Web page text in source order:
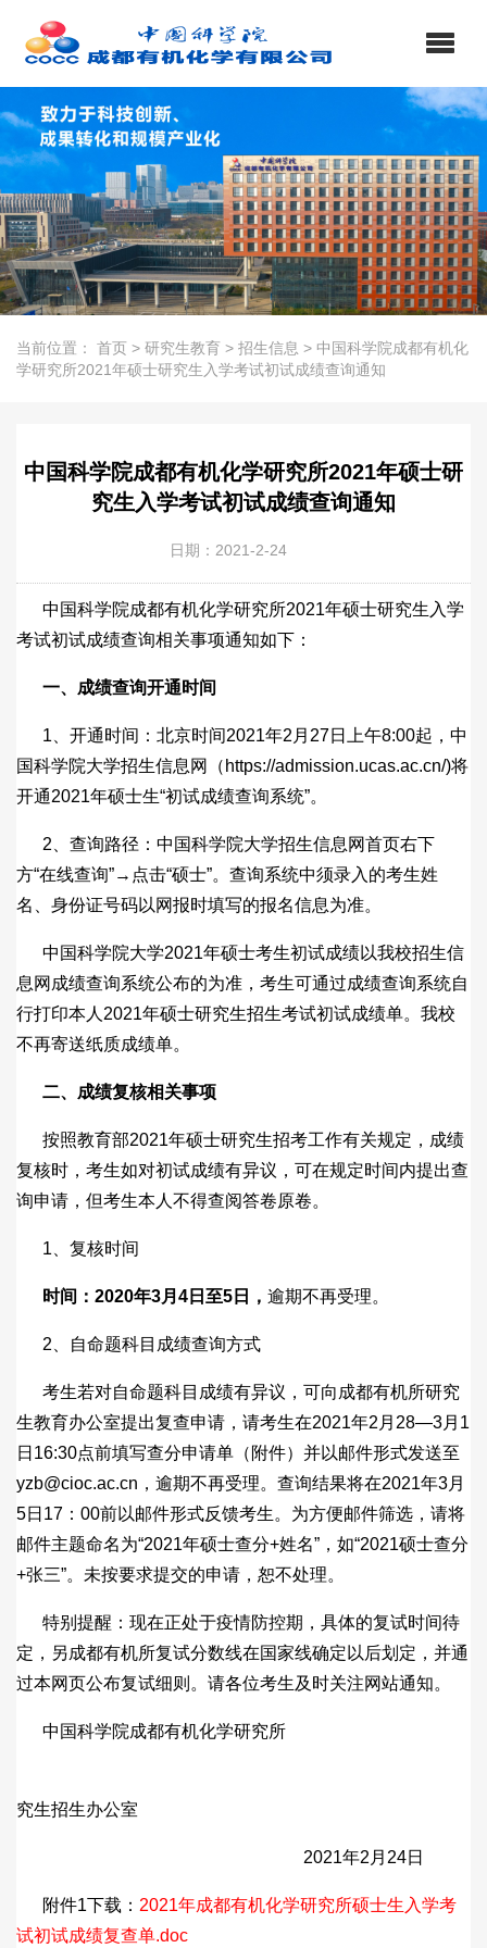
当前位置： 首页 > 研究生教育 > 招生信息 > 中国科学院成都有机化
学研究所2021年硕士研究生入学考试初试成绩查询通知
中国科学院成都有机化学研究所2021年硕士研
究生入学考试初试成绩查询通知
日期：2021-2-24
中国科学院成都有机化学研究所2021年硕士研究生入学
考试初试成绩查询相关事项通知如下：
一、成绩查询开通时间
1、开通时间：北京时间2021年2月27日上午8:00起，中
国科学院大学招生信息网（https://admission.ucas.ac.cn/)将
开通2021年硕士生“初试成绩查询系统”。
2、查询路径：中国科学院大学招生信息网首页右下
方“在线查询”→点击“硕士”。查询系统中须录入的考生姓
名、身份证号码以网报时填写的报名信息为准。
中国科学院大学2021年硕士考生初试成绩以我校招生信
息网成绩查询系统公布的为准，考生可通过成绩查询系统自
行打印本人2021年硕士研究生招生考试初试成绩单。我校
不再寄送纸质成绩单。
二、成绩复核相关事项
按照教育部2021年硕士研究生招考工作有关规定，成绩
复核时，考生如对初试成绩有异议，可在规定时间内提出查
询申请，但考生本人不得查阅答卷原卷。
1、复核时间
时间： 2020年3月 4 日至5 日 ， 逾期不再受理。
2、自命题科目成绩查询方式
考生若对自命题科目成绩有异议，可向成都有机所研究
生教育办公室提出复查申请，请考生在2021年2月28—3月1
日16:30点前填写查分申请单（附件）并以邮件形式发送至
yzb@cioc.ac.cn，逾期不再受理。查询结果将在2021年3月
5日17：00前以邮件形式反馈考生。为方便邮件筛选，请将
邮件主题命名为“2021年硕士查分+姓名”，如“2021硕士查分
+张三”。未按要求提交的申请，恕不处理。
特别提醒：现在正处于疫情防控期，具体的复试时间待
定，另成都有机所复试分数线在国家线确定以后划定，并通
过本网页公布复试细则。请各位考生及时关注网站通知。
中国科学院成都有机化学研究所
究生招生办公室
2021年2月24日
附件1下载： 2021年成都有机化学研究所硕士生入学考
试初试成绩复查单.doc